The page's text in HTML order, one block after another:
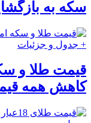
سکه به
کاهش همه